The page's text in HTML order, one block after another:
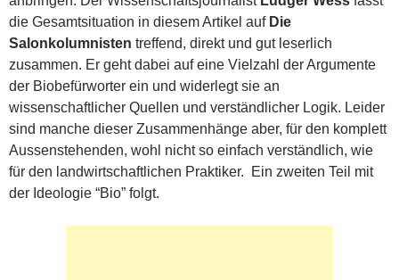
die Gesamtsituation in diesem Artikel auf Die
Salonkolumnisten treffend, direkt und gut leserlich
zusammen. Er geht dabei auf eine Vielzahl der Argumente
der Biobefürworter ein und widerlegt sie an
wissenschaftlicher Quellen und verständlicher Logik. Leider
sind manche dieser Zusammenhänge aber, für den komplett
Aussenstehenden, wohl nicht so einfach verständlich, wie
für den landwirtschaftlichen Praktiker. Ein zweiten Teil mit
der Ideologie “Bio” folgt.